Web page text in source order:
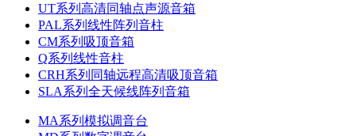
UT系列高清同轴点声源音箱
PAL系列线性阵列音柱
CM系列吸顶音箱
Q系列线性音柱
CRH系列同轴远程高清吸顶音箱
SLA系列全天候线阵列音箱
MA系列模拟调音台